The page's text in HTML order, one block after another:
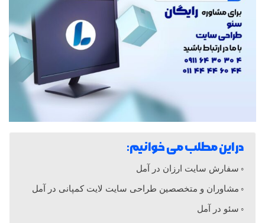
ت
م
در این مطلب می خوانیم:
سفارش سایت ارزان در آمل
مشاوران و متخصصین طراحی سایت لایت کمپانی در آمل
سئو در آمل